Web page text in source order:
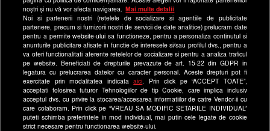
Site-uri Antena Group
a1.ro
antenastars.ro
as.ro
catine.ro
chefi.ro
deparinti.ro
medicool.ro
noștri și nu vă vor afecta navigarea.
Mai multe detalii
Noi si partenerii nostri (retelele de socializare si agentiile de publicitate
partenere, precum si furnizorii nostri de servicii de date analitice) prelucram date
pentru a permite website-ului sa functioneze, pentru a personaliza continutul si
anunturile publicitare afisate in functie de interesele si/sau profilul dvs., pentru a
va oferi functionalitati aferente retelelor de socializare si pentru a analiza traficul
pe website. Beneficiati de drepturile prevazute de art. 15-22 din GDPR in
legatura cu prelucrarea datelor cu caracter personal. Aceste drepturi pot fi
exercitate prin modalitatea indicataaici . Prin click pe “ACCEPT TOATE”,
acceptati folosirea tuturor Tehnologiilor de tip Cookie, care implica inclusiv
acceptul dvs. cu privire la stocarea/accesarea informatiilor de catre Vendor-ii cu
care colaboram. Prin click pe “VREAU SA MODIFIC SETARILE INDIVIDUAL”
puteti schimba preferintele in mod individual, mai putin cele legate de cookie
strict necesare pentru functionarea website-ului.